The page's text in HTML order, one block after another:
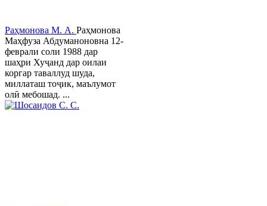
Раҳмонова М. А. Раҳмонова
Маҳфуза Абдуманоновна 12-
феврали соли 1988 дар
шаҳри Хуҷанд дар оилаи
коргар таваллуд шуда,
миллаташ тоҷик, маълумот
олӣ мебошад. ...